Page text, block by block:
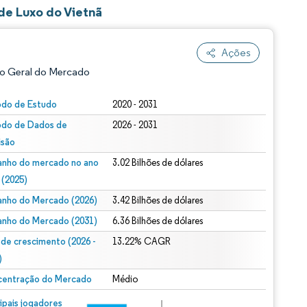
Luxo do Vietnã
Ações
Geral do Mercado
de Estudo 2020 - 2031
de Dados de
2026 - 2031
do mercado no ano
3.02 Bilhões de dólares
do Mercado (2026) 3.42 Bilhões de dólares
do Mercado (2031) 6.36 Bilhões de dólares
de crescimento (2026 -
13.22% CAGR
do Mercado Médio
jogadores
© Mordor Intelligence. O reuso requer atribuição conforme CC BY 4.0.
conforme CC BY 4.0.